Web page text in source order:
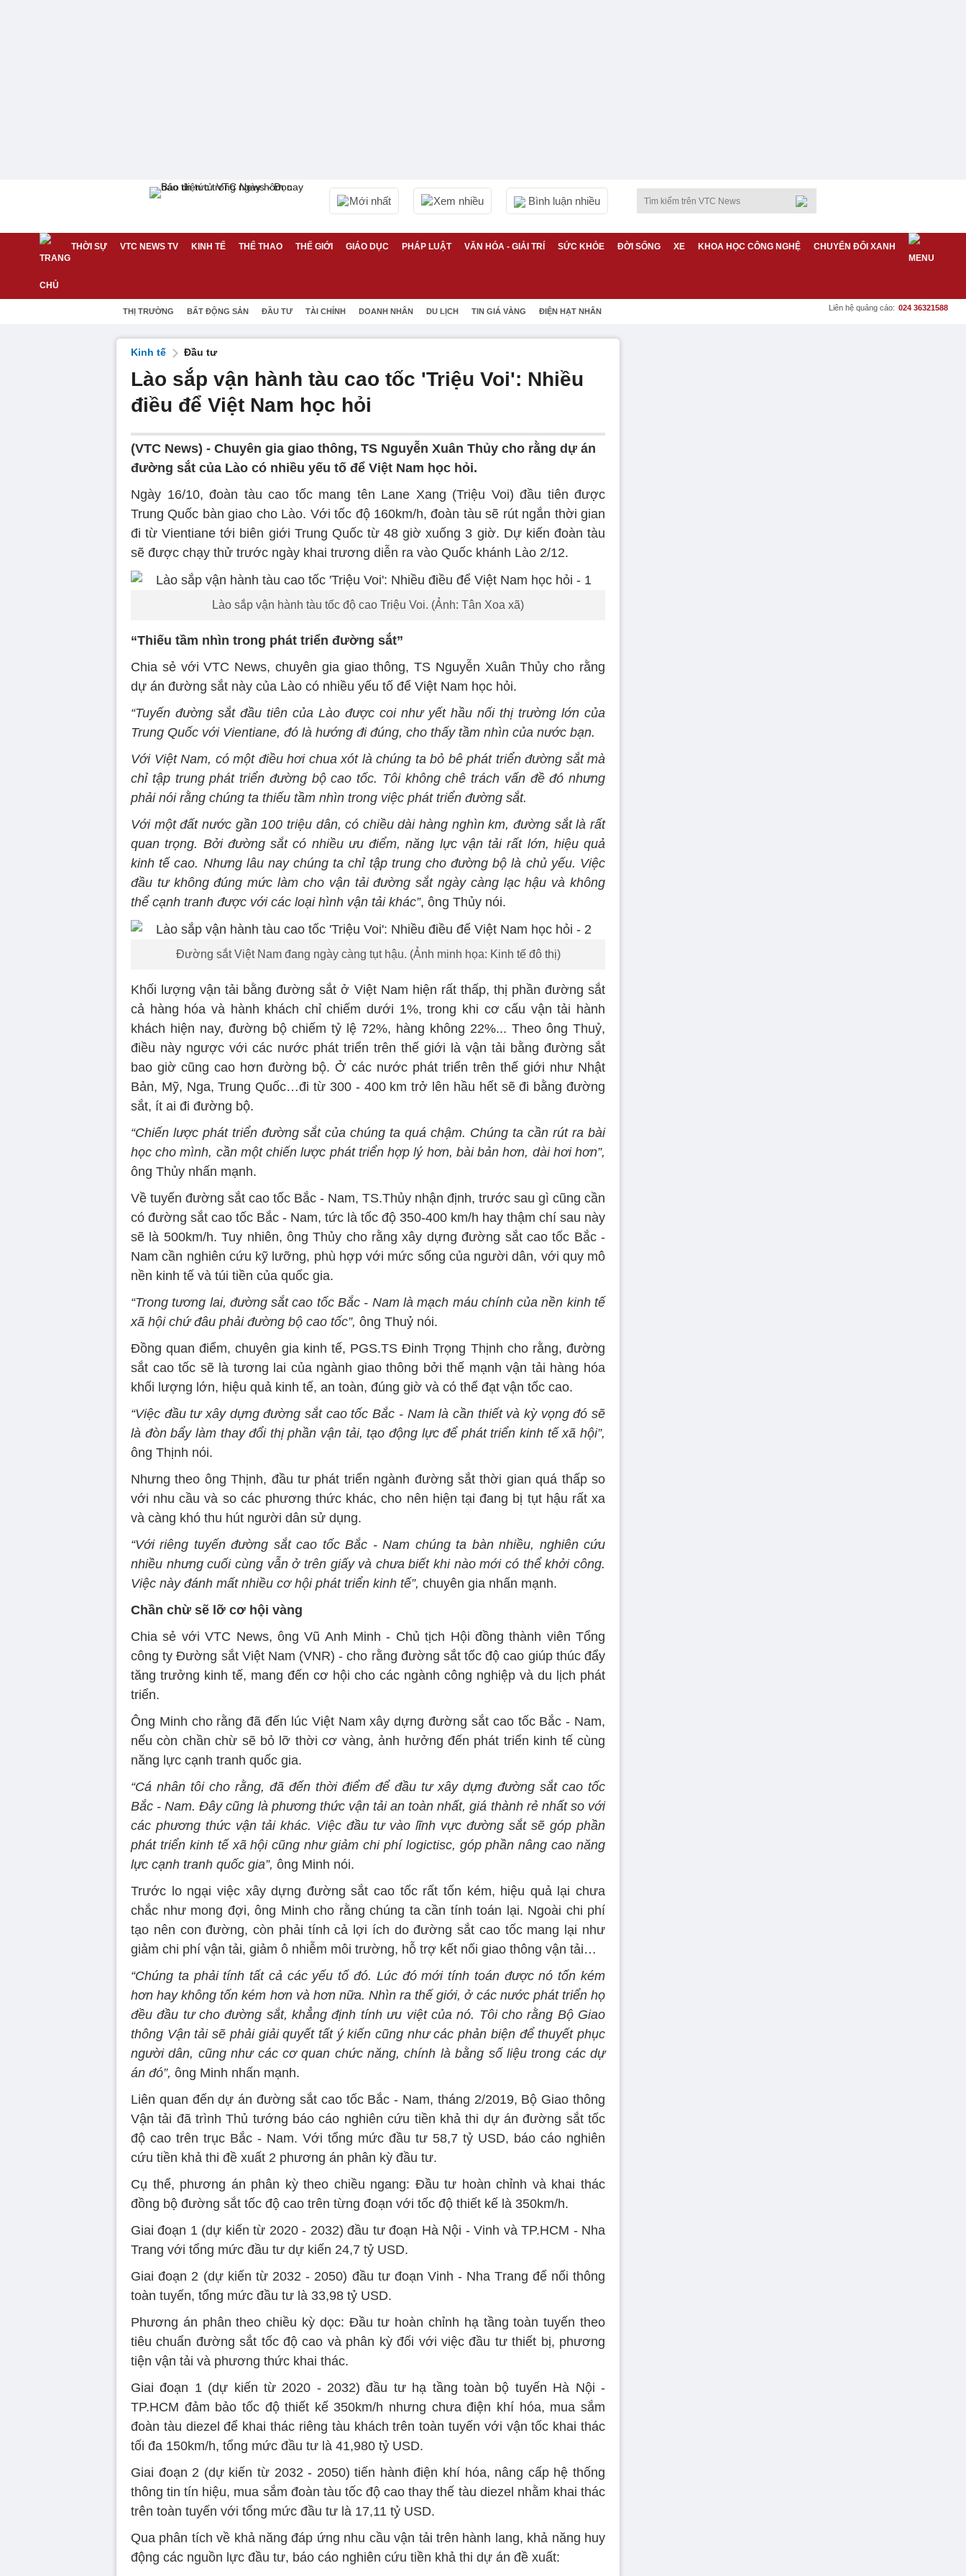
Mới nhất Xem nhiều Bình luận nhiều
THỜI SỰ VTC NEWS TV KINH TẾ THỂ THAO THẾ GIỚI GIÁO DỤC PHÁP LUẬT VĂN HÓA - GIẢI TRÍ SỨC KHỎE ĐỜI SỐNG XE KHOA HỌC CÔNG NGHỆ CHUYỂN ĐỔI XANH
THỊ TRƯỜNG BẤT ĐỘNG SẢN ĐẦU TƯ TÀI CHÍNH DOANH NHÂN DU LỊCH TIN GIÁ VÀNG ĐIỆN HẠT NHÂN Liên hệ quảng cáo: 024 36321588
Kinh tế Đầu tư
Lào sắp vận hành tàu cao tốc 'Triệu Voi': Nhiều
điều để Việt Nam học hỏi
(VTC News) - Chuyên gia giao thông, TS Nguyễn Xuân Thủy cho rằng dự án
đường sắt của Lào có nhiều yếu tố để Việt Nam học hỏi.
Ngày 16/10, đoàn tàu cao tốc mang tên Lane Xang (Triệu Voi) đầu tiên được
Trung Quốc bàn giao cho Lào. Với tốc độ 160km/h, đoàn tàu sẽ rút ngắn thời gian
đi từ Vientiane tới biên giới Trung Quốc từ 48 giờ xuống 3 giờ. Dự kiến đoàn tàu
sẽ được chạy thử trước ngày khai trương diễn ra vào Quốc khánh Lào 2/12.
Lào sắp vận hành tàu tốc độ cao Triệu Voi. (Ảnh: Tân Xoa xã)
“Thiếu tầm nhìn trong phát triển đường sắt”
Chia sẻ với VTC News, chuyên gia giao thông, TS Nguyễn Xuân Thủy cho rằng
dự án đường sắt này của Lào có nhiều yếu tố để Việt Nam học hỏi.
“Tuyến đường sắt đầu tiên của Lào được coi như yết hầu nối thị trường lớn của
Trung Quốc với Vientiane, đó là hướng đi đúng, cho thấy tầm nhìn của nước bạn.
Với Việt Nam, có một điều hơi chua xót là chúng ta bỏ bê phát triển đường sắt mà
chỉ tập trung phát triển đường bộ cao tốc. Tôi không chê trách vấn đề đó nhưng
phải nói rằng chúng ta thiếu tầm nhìn trong việc phát triển đường sắt.
Với một đất nước gần 100 triệu dân, có chiều dài hàng nghìn km, đường sắt là rất
quan trọng. Bởi đường sắt có nhiều ưu điểm, năng lực vận tải rất lớn, hiệu quả
kinh tế cao. Nhưng lâu nay chúng ta chỉ tập trung cho đường bộ là chủ yếu. Việc
đầu tư không đúng mức làm cho vận tải đường sắt ngày càng lạc hậu và không
thể cạnh tranh được với các loại hình vận tải khác”, ông Thủy nói.
Đường sắt Việt Nam đang ngày càng tụt hậu. (Ảnh minh họa: Kinh tế đô thị)
Khối lượng vận tải bằng đường sắt ở Việt Nam hiện rất thấp, thị phần đường sắt
cả hàng hóa và hành khách chỉ chiếm dưới 1%, trong khi cơ cấu vận tải hành
khách hiện nay, đường bộ chiếm tỷ lệ 72%, hàng không 22%... Theo ông Thuỷ,
điều này ngược với các nước phát triển trên thế giới là vận tải bằng đường sắt
bao giờ cũng cao hơn đường bộ. Ở các nước phát triển trên thế giới như Nhật
Bản, Mỹ, Nga, Trung Quốc…đi từ 300 - 400 km trở lên hầu hết sẽ đi bằng đường
sắt, ít ai đi đường bộ.
“Chiến lược phát triển đường sắt của chúng ta quá chậm. Chúng ta cần rút ra bài
học cho mình, cần một chiến lược phát triển hợp lý hơn, bài bản hơn, dài hơi hơn”,
ông Thủy nhấn mạnh.
Về tuyến đường sắt cao tốc Bắc - Nam, TS.Thủy nhận định, trước sau gì cũng cần
có đường sắt cao tốc Bắc - Nam, tức là tốc độ 350-400 km/h hay thậm chí sau này
sẽ là 500km/h. Tuy nhiên, ông Thủy cho rằng xây dựng đường sắt cao tốc Bắc -
Nam cần nghiên cứu kỹ lưỡng, phù hợp với mức sống của người dân, với quy mô
nền kinh tế và túi tiền của quốc gia.
“Trong tương lai, đường sắt cao tốc Bắc - Nam là mạch máu chính của nền kinh tế
xã hội chứ đâu phải đường bộ cao tốc”, ông Thuỷ nói.
Đồng quan điểm, chuyên gia kinh tế, PGS.TS Đinh Trọng Thịnh cho rằng, đường
sắt cao tốc sẽ là tương lai của ngành giao thông bởi thế mạnh vận tải hàng hóa
khối lượng lớn, hiệu quả kinh tế, an toàn, đúng giờ và có thể đạt vận tốc cao.
“Việc đầu tư xây dựng đường sắt cao tốc Bắc - Nam là cần thiết và kỳ vọng đó sẽ
là đòn bẩy làm thay đổi thị phần vận tải, tạo động lực để phát triển kinh tế xã hội”,
ông Thịnh nói.
Nhưng theo ông Thịnh, đầu tư phát triển ngành đường sắt thời gian quá thấp so
với nhu cầu và so các phương thức khác, cho nên hiện tại đang bị tụt hậu rất xa
và càng khó thu hút người dân sử dụng.
“Với riêng tuyến đường sắt cao tốc Bắc - Nam chúng ta bàn nhiều, nghiên cứu
nhiều nhưng cuối cùng vẫn ở trên giấy và chưa biết khi nào mới có thể khởi công.
Việc này đánh mất nhiều cơ hội phát triển kinh tế”, chuyên gia nhấn mạnh.
Chần chừ sẽ lỡ cơ hội vàng
Chia sẻ với VTC News, ông Vũ Anh Minh - Chủ tịch Hội đồng thành viên Tổng
công ty Đường sắt Việt Nam (VNR) - cho rằng đường sắt tốc độ cao giúp thúc đẩy
tăng trưởng kinh tế, mang đến cơ hội cho các ngành công nghiệp và du lịch phát
triển.
Ông Minh cho rằng đã đến lúc Việt Nam xây dựng đường sắt cao tốc Bắc - Nam,
nếu còn chần chừ sẽ bỏ lỡ thời cơ vàng, ảnh hưởng đến phát triển kinh tế cùng
năng lực cạnh tranh quốc gia.
“Cá nhân tôi cho rằng, đã đến thời điểm để đầu tư xây dựng đường sắt cao tốc
Bắc - Nam. Đây cũng là phương thức vận tải an toàn nhất, giá thành rẻ nhất so với
các phương thức vận tải khác. Việc đầu tư vào lĩnh vực đường sắt sẽ góp phần
phát triển kinh tế xã hội cũng như giảm chi phí logictisc, góp phần nâng cao năng
lực cạnh tranh quốc gia”, ông Minh nói.
Trước lo ngại việc xây dựng đường sắt cao tốc rất tốn kém, hiệu quả lại chưa
chắc như mong đợi, ông Minh cho rằng chúng ta cần tính toán lại. Ngoài chi phí
tạo nên con đường, còn phải tính cả lợi ích do đường sắt cao tốc mang lại như
giảm chi phí vận tải, giảm ô nhiễm môi trường, hỗ trợ kết nối giao thông vận tải…
“Chúng ta phải tính tất cả các yếu tố đó. Lúc đó mới tính toán được nó tốn kém
hơn hay không tốn kém hơn và hơn nữa. Nhìn ra thế giới, ở các nước phát triển họ
đều đầu tư cho đường sắt, khẳng định tính ưu việt của nó. Tôi cho rằng Bộ Giao
thông Vận tải sẽ phải giải quyết tất ý kiến cũng như các phản biện để thuyết phục
người dân, cũng như các cơ quan chức năng, chính là bằng số liệu trong các dự
án đó”, ông Minh nhấn mạnh.
Liên quan đến dự án đường sắt cao tốc Bắc - Nam, tháng 2/2019, Bộ Giao thông
Vận tải đã trình Thủ tướng báo cáo nghiên cứu tiền khả thi dự án đường sắt tốc
độ cao trên trục Bắc - Nam. Với tổng mức đầu tư 58,7 tỷ USD, báo cáo nghiên
cứu tiền khả thi đề xuất 2 phương án phân kỳ đầu tư.
Cụ thể, phương án phân kỳ theo chiều ngang: Đầu tư hoàn chỉnh và khai thác
đồng bộ đường sắt tốc độ cao trên từng đoạn với tốc độ thiết kế là 350km/h.
Giai đoạn 1 (dự kiến từ 2020 - 2032) đầu tư đoạn Hà Nội - Vinh và TP.HCM - Nha
Trang với tổng mức đầu tư dự kiến 24,7 tỷ USD.
Giai đoạn 2 (dự kiến từ 2032 - 2050) đầu tư đoạn Vinh - Nha Trang để nối thông
toàn tuyến, tổng mức đầu tư là 33,98 tỷ USD.
Phương án phân theo chiều kỳ dọc: Đầu tư hoàn chỉnh hạ tầng toàn tuyến theo
tiêu chuẩn đường sắt tốc độ cao và phân kỳ đối với việc đầu tư thiết bị, phương
tiện vận tải và phương thức khai thác.
Giai đoạn 1 (dự kiến từ 2020 - 2032) đầu tư hạ tầng toàn bộ tuyến Hà Nội -
TP.HCM đảm bảo tốc độ thiết kế 350km/h nhưng chưa điện khí hóa, mua sắm
đoàn tàu diezel để khai thác riêng tàu khách trên toàn tuyến với vận tốc khai thác
tối đa 150km/h, tổng mức đầu tư là 41,980 tỷ USD.
Giai đoạn 2 (dự kiến từ 2032 - 2050) tiến hành điện khí hóa, nâng cấp hệ thống
thông tin tín hiệu, mua sắm đoàn tàu tốc độ cao thay thế tàu diezel nhằm khai thác
trên toàn tuyến với tổng mức đầu tư là 17,11 tỷ USD.
Qua phân tích về khả năng đáp ứng nhu cầu vận tải trên hành lang, khả năng huy
động các nguồn lực đầu tư, báo cáo nghiên cứu tiền khả thi dự án đề xuất: